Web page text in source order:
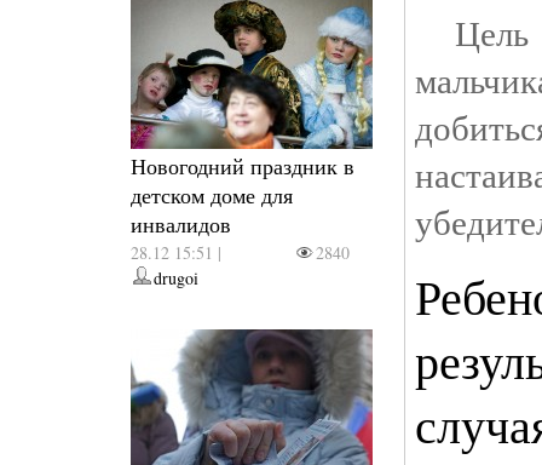
Новогодний праздник в
детском доме для
инвалидов
28.12 15:51 |
2840
drugoi
Цель